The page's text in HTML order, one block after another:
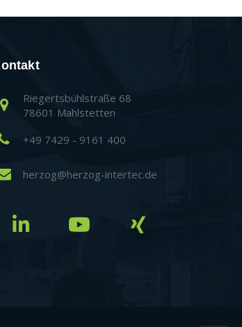
Riegertsbühlstraße 68
78601 Mahlstetten
+49 7429 - 9161 400
herzog@herzog-intertec.de